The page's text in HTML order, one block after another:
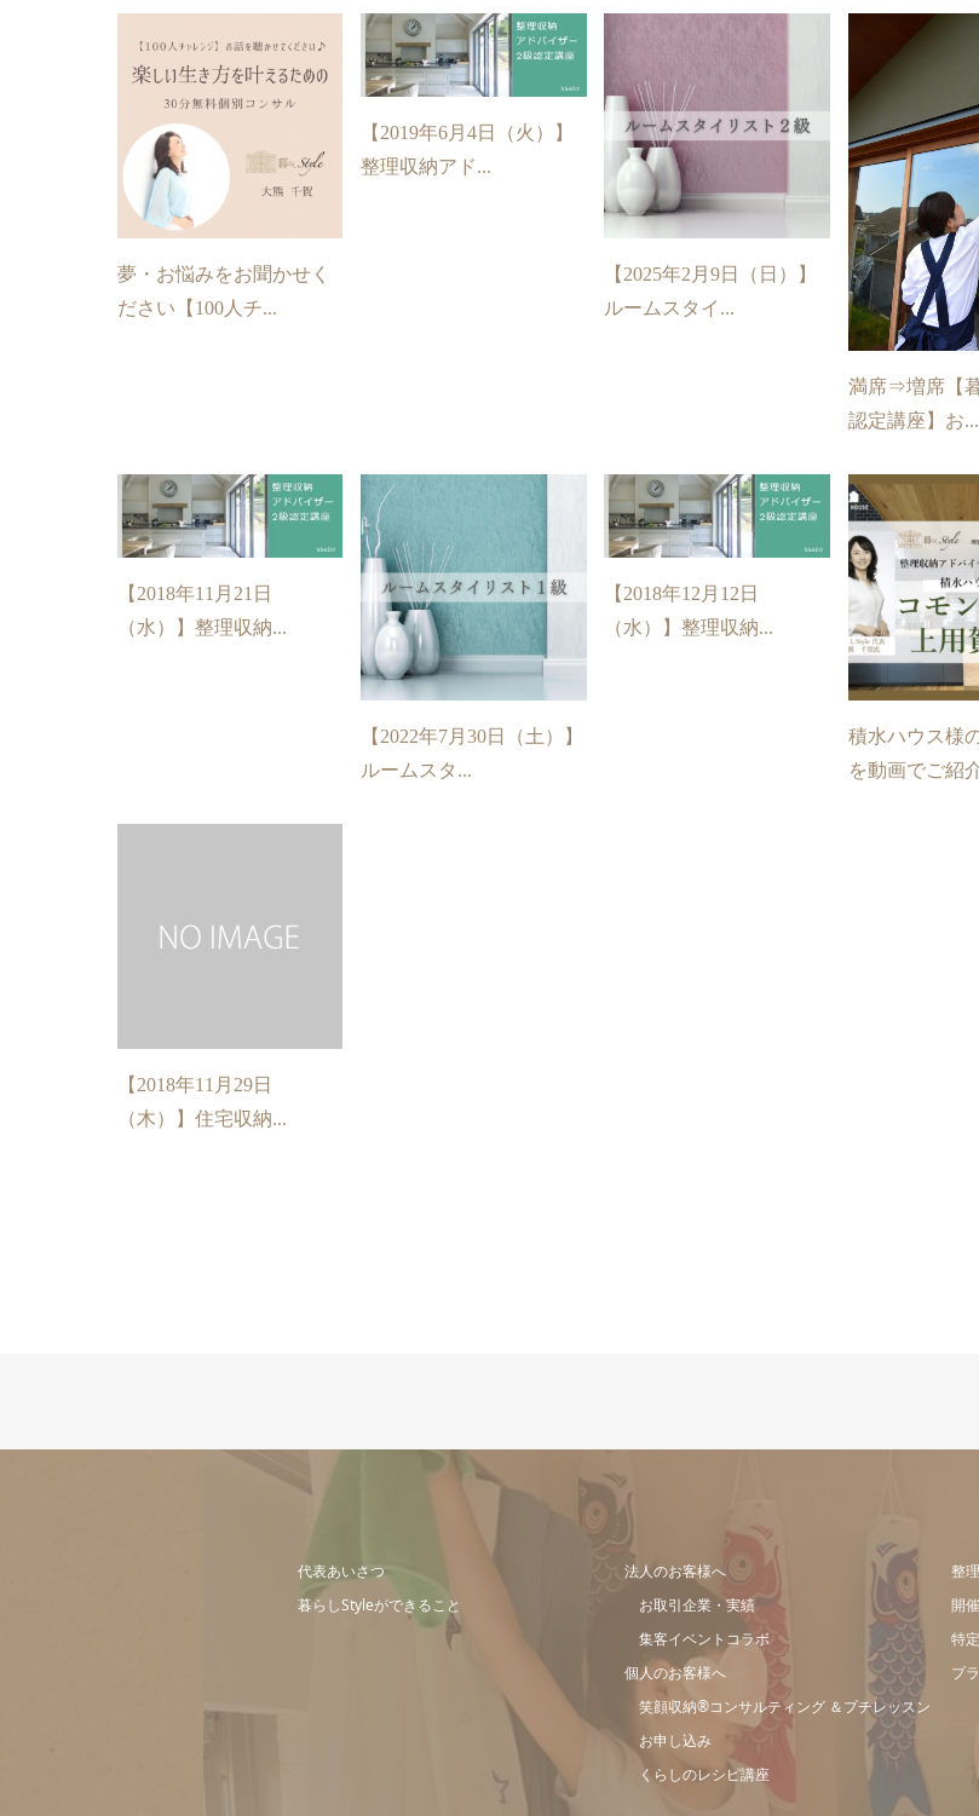
夢・お悩みをお聞かせく
ださい【100人チ...
【2019年6月4日（火）】
整理収納アド...
【2025年2月9日（日）】
ルームスタイ...
満席⇒増席【
認定講座】お...
【2018年11月21日
（水）】整理収納...
【2022年7月30日（土）】
ルームスタ...
【2018年12月12日
（水）】整理収納...
積水ハウス様
を動画でご紹
【2018年11月29日
（木）】住宅収納...
代表あいさつ
暮らしStyleができること
法人のお客様へ
お取引企業・実績
集客イベントコラボ
個人のお客様へ
笑顔収納®コンサルティング ＆プチレッスン
お申し込み
くらしのレシピ講座
整
開
特
プ